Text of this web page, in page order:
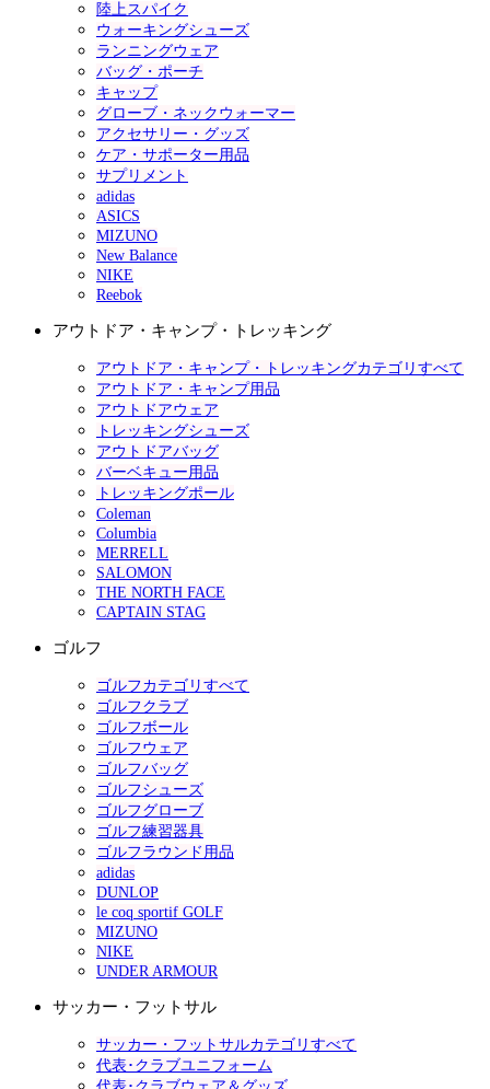
陸上スパイク
ウォーキングシューズ
ランニングウェア
バッグ・ポーチ
キャップ
グローブ・ネックウォーマー
アクセサリー・グッズ
ケア・サポーター用品
サプリメント
adidas
ASICS
MIZUNO
New Balance
NIKE
Reebok
アウトドア・キャンプ・トレッキング
アウトドア・キャンプ・トレッキングカテゴリすべて
アウトドア・キャンプ用品
アウトドアウェア
トレッキングシューズ
アウトドアバッグ
バーベキュー用品
トレッキングポール
Coleman
Columbia
MERRELL
SALOMON
THE NORTH FACE
CAPTAIN STAG
ゴルフ
ゴルフカテゴリすべて
ゴルフクラブ
ゴルフボール
ゴルフウェア
ゴルフバッグ
ゴルフシューズ
ゴルフグローブ
ゴルフ練習器具
ゴルフラウンド用品
adidas
DUNLOP
le coq sportif GOLF
MIZUNO
NIKE
UNDER ARMOUR
サッカー・フットサル
サッカー・フットサルカテゴリすべて
代表･クラブユニフォーム